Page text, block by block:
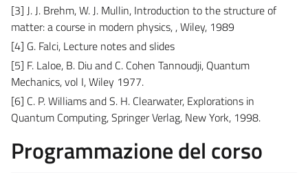
[3] J. J. Brehm, W. J. Mullin, Introduction to the structure of
matter: a course in modern physics, , Wiley, 1989
[4] G. Falci, Lecture notes and slides
[5] F. Laloe, B. Diu and C. Cohen Tannoudji, Quantum
Mechanics, vol I, Wiley 1977.
[6] C. P. Williams and S. H. Clearwater, Explorations in
Quantum Computing, Springer Verlag, New York, 1998.
Programmazione del corso